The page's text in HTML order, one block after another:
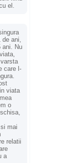
el.
ani,
ani. Nu
care l-
viata
o
mai
relatii
a